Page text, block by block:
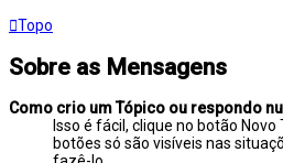
Topo
Sobre as Mensagens
Como crio um Tópico ou respondo
Isso é fácil, clique no botão
botões só são visíveis nas